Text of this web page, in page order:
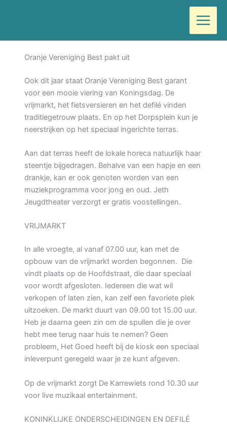
inhoud
Oranje Vereniging Best pakt uit
Ook dit jaar staat Oranje Vereniging Best garant
voor een mooie viering van Koningsdag. De
vrijmarkt, het fietsversieren en het defilé vinden
traditiegetrouw plaats. En op het Dorpsplein kun je
neerstrijken op het speciaal ingerichte terras.
Aan dat terras heeft de lokale horeca natuurlijk haar
steentje bijgedragen. Behalve van een hapje en een
drankje, kan er ook genoten worden van een
muziekprogramma voor jong en oud. Jeth
Jeugdtheater verzorgt er gratis voostellingen.
VRIJMARKT
In alle vroegte, al vanaf 07.00 uur, kan met de
opbouw van de vrijmarkt worden begonnen. Die
vindt plaats op de Hoofdstraat, die daar speciaal
voor wordt afgesloten. Iedereen die wat wil
verkopen of laten zien, kan zelf een favoriete plek
uitzoeken. De markt duurt van 09.00 tot 15.00 uur.
Heb je daarna geen zin om de spullen die je over
hebt mee terug naar huis te nemen? Geen
probleem, Het Goed heeft bij de kiosk een speciaal
inleverpunt geregeld waar je ze kunt afgeven.
Op de vrijmarkt zorgt De Karrewiets rond 10.30 uur
voor live muzikaal entertainment.
KONINKLIJKE ONDERSCHEIDINGEN EN DEFILÉ